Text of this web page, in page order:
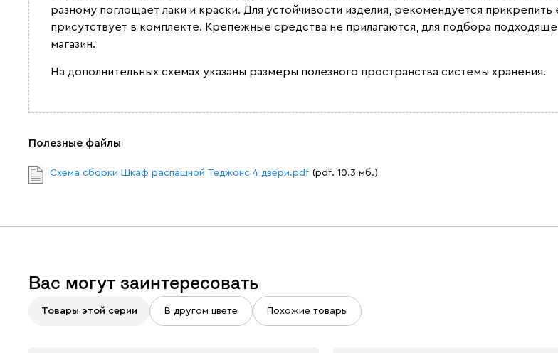
разному поглощает лаки и краски. Для устойчивости изделия, рекомендуется
присутствует в комплекте. Крепежные средства не прилагаются, для подбора
магазин.
На дополнительных схемах указаны размеры полезного пространства системы хранения.
Полезные файлы
Схема сборки Шкаф распашной Теджонс 4 двери.pdf (pdf. 10.3 мб.)
Вас могут заинтересовать
Товары этой серии В другом цвете Похожие товары